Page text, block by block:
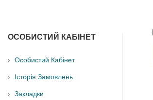
ОСОБИСТИЙ КАБІНЕТ
Особистий Кабінет
Історія Замовлень
Закладки